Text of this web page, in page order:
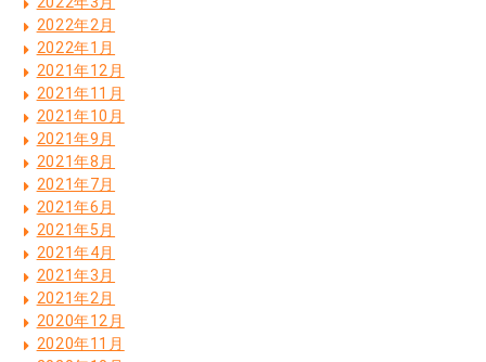
2022年2月
2022年1月
2021年12月
2021年11月
2021年10月
2021年9月
2021年8月
2021年7月
2021年6月
2021年5月
2021年4月
2021年3月
2021年2月
2020年12月
2020年11月